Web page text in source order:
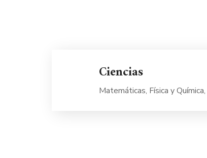
Ciencias
Matemáticas, Física y